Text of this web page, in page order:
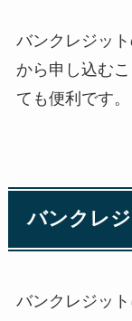
バンクレジッ
から申し込む
ても便利です。
バンクレ
バンクレジッ